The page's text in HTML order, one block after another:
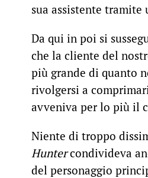
sua assistente
Da qui in poi si
che la cliente del
più grande di quanto
rivolgersi a
avveniva per lo più il
Niente di troppo
Huntercondivideva
del personaggio